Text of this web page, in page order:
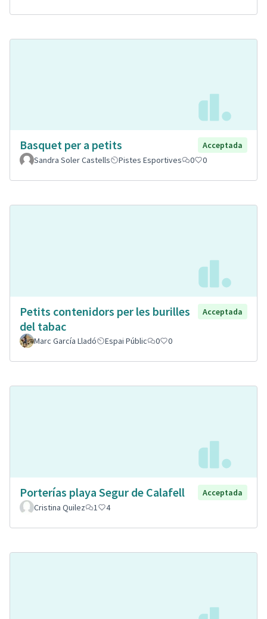
Basquet per a petits
Acceptada
Sandra Soler Castells
Pistes Esportives 0 0
Petits contenidors per les burilles
del tabac
Acceptada
Marc García Lladó Espai Públic 0 0
Porterías playa Segur de Calafell
Acceptada
Cristina Quilez
1 4